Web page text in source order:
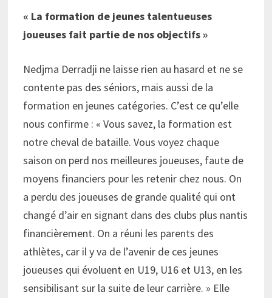
« La formation de jeunes talentueuses
joueuses fait partie de nos objectifs »
Nedjma Derradji ne laisse rien au hasard et ne se
contente pas des séniors, mais aussi de la
formation en jeunes catégories. C’est ce qu’elle
nous confirme : « Vous savez, la formation est
notre cheval de bataille. Vous voyez chaque
saison on perd nos meilleures joueuses, faute de
moyens financiers pour les retenir chez nous. On
a perdu des joueuses de grande qualité qui ont
changé d’air en signant dans des clubs plus nantis
financièrement. On a réuni les parents des
athlètes, car il y va de l’avenir de ces jeunes
joueuses qui évoluent en U19, U16 et U13, en les
sensibilisant sur la suite de leur carrière. » Elle